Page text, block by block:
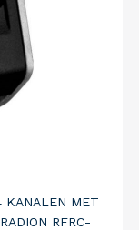
KANALEN MET
RFRC-